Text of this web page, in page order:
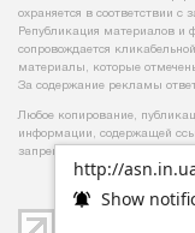
http://
Show
охраняется в соответствии
Републикация материалов и
сопровождается
материалы, которые
За содержание рекламы
Любое копирование,
информации, содержащей
запрещается.